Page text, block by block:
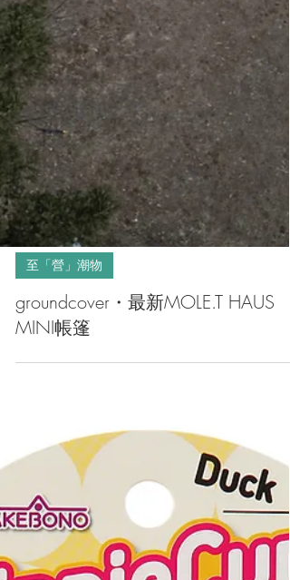
至「營」潮物
groundcover・最新MOLE.T HAUS
MINI帳篷